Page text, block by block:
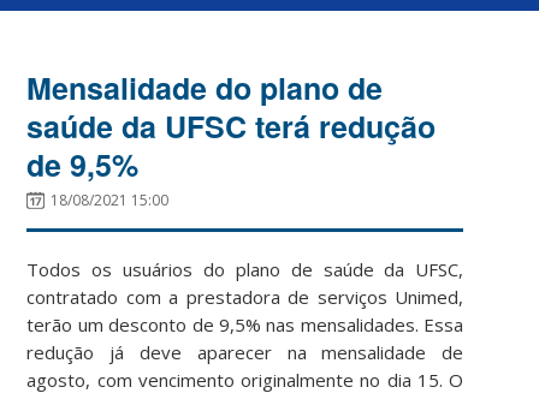
Mensalidade do plano de
saúde da UFSC terá redução
de 9,5%
18/08/2021 15:00
Todos os usuários do plano de saúde da UFSC,
contratado com a prestadora de serviços Unimed,
terão um desconto de 9,5% nas mensalidades. Essa
redução já deve aparecer na mensalidade de
agosto, com vencimento originalmente no dia 15. O